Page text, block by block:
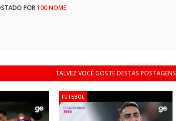
POR100 NOME
TALVEZ VOCÊ GOSTE DESTAS POSTAGENS
FUTEBOL